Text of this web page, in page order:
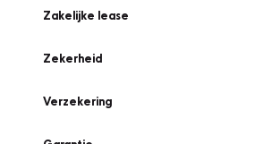
Zakelijke lease
Zekerheid
Verzekering